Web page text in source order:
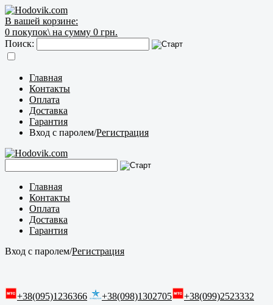
В вашей корзине:
0 покупок\ на сумму 0 грн.
Поиск:
Главная
Контакты
Оплата
Доставка
Гарантия
Вход с паролем/Регистрация
Главная
Контакты
Оплата
Доставка
Гарантия
Вход с паролем/Регистрация
+38(095)1236366 +38(098)1302705 +38(099)2523332